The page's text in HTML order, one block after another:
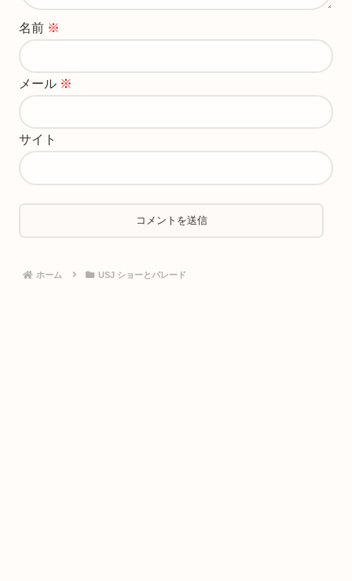
名前 ※
メール ※
サイト
ホーム USJ ショーとパレード